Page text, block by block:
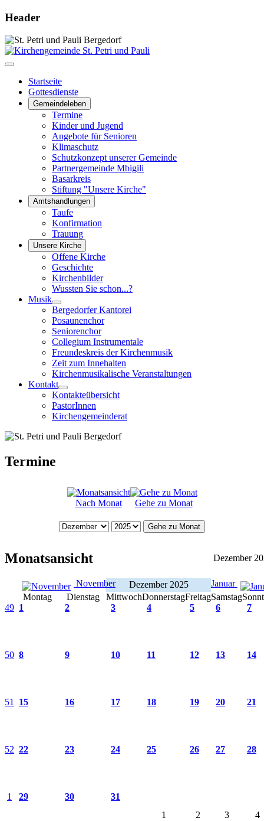
Header
Startseite
Gottesdienste
Gemeindeleben
Termine
Kinder und Jugend
Angebote für Senioren
Klimaschutz
Schutzkonzept unserer Gemeinde
Partnergemeinde Mbigili
Basarkreis
Stiftung "Unsere Kirche"
Amtshandlungen
Taufe
Konfirmation
Trauung
Unsere Kirche
Offene Kirche
Geschichte
Kirchenbilder
Wussten Sie schon...?
Musik
Bergedorfer Kantorei
Posaunenchor
Seniorenchor
Collegium Instrumentale
Freundeskreis der Kirchenmusik
Zeit zum Innehalten
Kirchenmusikalische Veranstaltungen
Kontakt
Kontakteübersicht
PastorInnen
Kirchengemeinderat
Termine
Nach Monat Gehe zu Monat
Gehe zu Monat
Monatsansicht Dezember
November Dezember 2025
Januar
Montag
Dienstag MittwochDonnerstagFreitagSamstag
49 1 2 3 4 5 6 7
50 8 9 10 11 12 13 14
51 15 16 17 18 19 20 21
52 22 23 24 25 26 27 28
1 29 30
31
1
2 3 4